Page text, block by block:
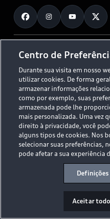
Planejamento de recarga
O Legado do S
Audi Driving Experience
ESG
Tecnologias Audi
Audi Collection
Fale Conosco
Trabalhe Conosco
© 2026 AUDI AG. All Rights
Políticas de Privacidade
Aviso Legal
Proteção de
Sala de Imprensa
Desacelere. Seu bem
Centro de
Durante sua visita em nosso
utilizar cookies. De forma
armazenar informações
como por exemplo, suas
armazenada pode lhe
mais personalizada. Uma vez
direito à privacidade, você
alguns tipos de cookies. Nos
selecionar suas preferências,
pode afetar a sua experiência
Aceitar